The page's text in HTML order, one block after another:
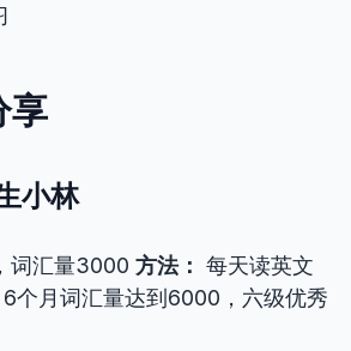
享
小林
词汇量3000 方法： 每天读英文
6个月词汇量达到6000，六级优秀